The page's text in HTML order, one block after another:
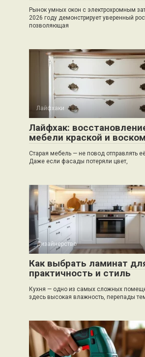
Рынок умных окон с электрохромным
2026 году демонстрирует уверенный
позволяющая
Лайфхаки
Лайфхак:
мебели краской и
Старая мебель — не повод отправлять
Даже если фасады потеряли цвет,
Дизайнерство
Как выбрать ламинат
практичность и стиль
Кухня — одно из самых сложных
здесь высокая влажность, перепады